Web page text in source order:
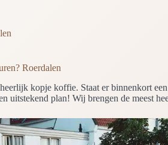
Roerdalen
kopje koffie. Staat er binnenkort
uitstekend plan! Wij brengen de meest